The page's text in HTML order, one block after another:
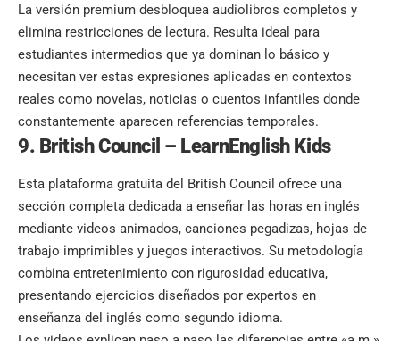
La versión premium desbloquea audiolibros completos y
elimina restricciones de lectura. Resulta ideal para
estudiantes intermedios que ya dominan lo básico y
necesitan ver estas expresiones aplicadas en contextos
reales como novelas, noticias o cuentos infantiles donde
constantemente aparecen referencias temporales.
9. British Council – LearnEnglish Kids
Esta plataforma gratuita del British Council ofrece una
sección completa dedicada a enseñar las horas en inglés
mediante videos animados, canciones pegadizas, hojas de
trabajo imprimibles y juegos interactivos. Su metodología
combina entretenimiento con rigurosidad educativa,
presentando ejercicios diseñados por expertos en
enseñanza del inglés como segundo idioma.